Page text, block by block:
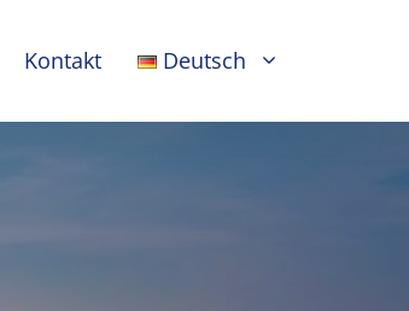
Kontakt Deutsch